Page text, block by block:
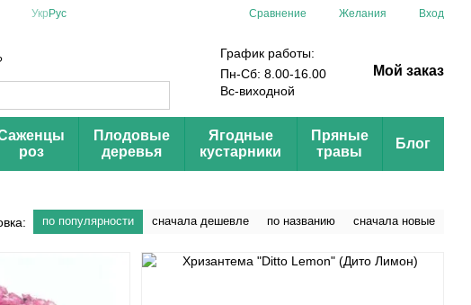
Укр Рус Сравнение Желания Вход
График работы:
Пн-Сб: 8.00-16.00
Вс-виходной
Мой заказ
роз
Плодовые
деревья
Ягодные
кустарники
Пряные
травы
Блог
по популярности сначала дешевле по названию сначала новые